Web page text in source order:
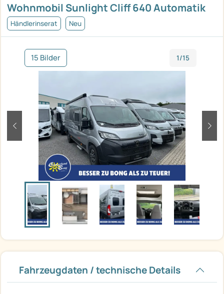
Wohnmobil Sunlight Cliff 640 Automatik
Händlerinserat Neu
15 Bilder 1/15
zurück
Fahrzeugdaten / technische Details